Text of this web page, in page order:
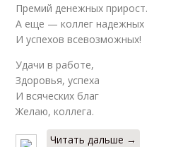
Премий денежных прирост.
А еще — коллег надежных
И успехов всевозможных!
Удачи в работе,
Здоровья, успеха
И всяческих благ
Желаю, коллега.
Читать дальше →